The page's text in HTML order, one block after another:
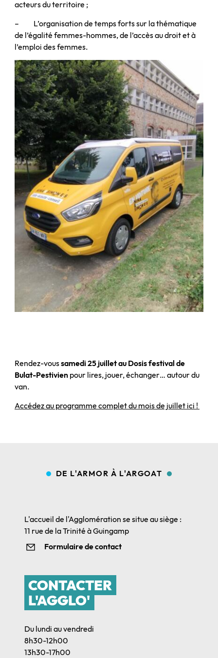
acteurs du territoire ;
– L’organisation de temps forts sur la thématique
de l’égalité femmes-hommes, de l’accès au droit et à
l’emploi des femmes.
Rendez-voussamedi 25 juillet au Dosis festival de
Bulat-Pestivien pour lires, jouer, échanger… autour du
van.
Accédez au programme complet du mois de juillet ici !
DE L'ARMOR À L'ARGOAT
L'accueil de l'Agglomération se situe au siège :
11 rue de la Trinité à Guingamp
Formulaire de contact
CONTACTER
L'AGGLO'
Du lundi au vendredi
8h30-12h00
13h30-17h00